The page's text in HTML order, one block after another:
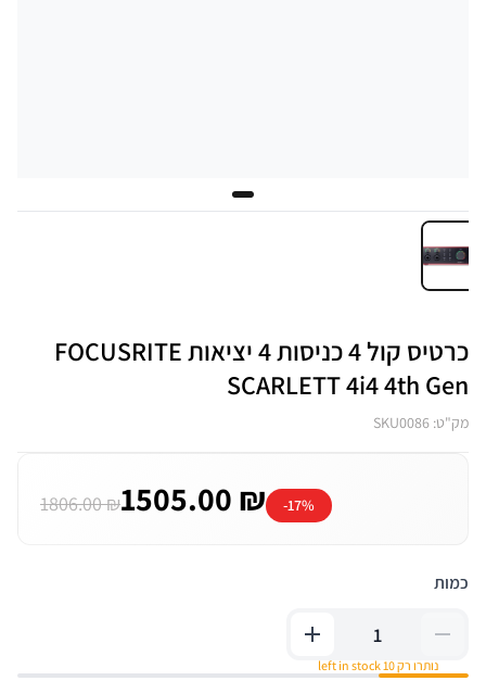
כרטיס קול 4 כניסות 4 יציאות FOCUSRITE
SCARLETT 4i4 4th Gen
מק"ט: SKU0086
1806.00 ₪1505.00 ₪ -17%
כמות
נותרו רק 10 left in stock